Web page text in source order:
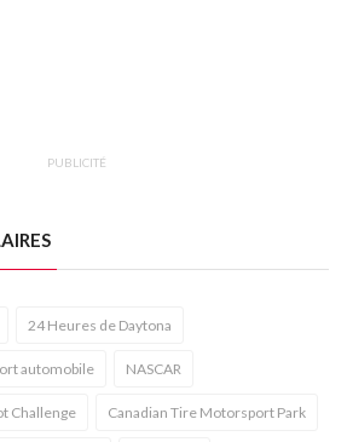
PUBLICITÉ
24 Heures de Daytona
automobile NASCAR
Challenge Canadian Tire Motorsport Park